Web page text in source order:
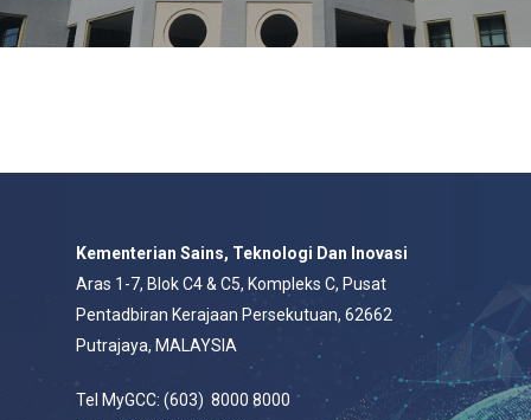
Kementerian Sains, Teknologi Dan Inovasi
Aras 1-7, Blok C4 & C5, Kompleks C, Pusat
Pentadbiran Kerajaan Persekutuan, 62662
Putrajaya, MALAYSIA
Tel MyGCC: (603) 8000 8000